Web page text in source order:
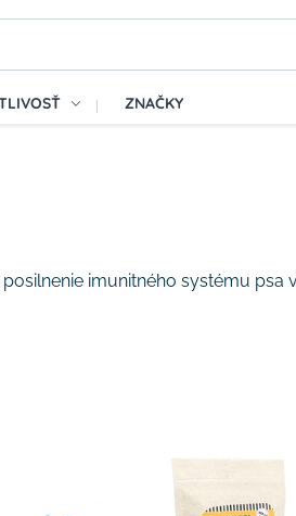
ZNAČKY
imunitného systému